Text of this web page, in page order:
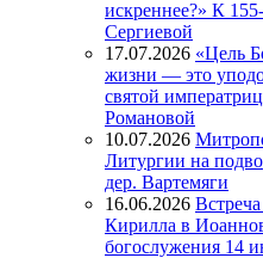
искреннее?» К
Сергиевой
17.07.2026 «Цель
жизни — это
святой
Романовой
10.07.2026
Литургии на
дер. Вартемяги
16.06.2026
Кирилла в
богослужения 14